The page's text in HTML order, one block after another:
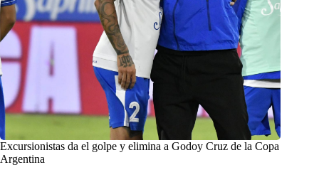
Excursionistas da el golpe y elimina a Godoy Cruz de la Copa
Argentina